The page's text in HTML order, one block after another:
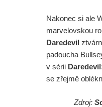
Nakonec si ale
marvelovskou
Daredevil
padoucha
v sérii
se zřejmě
Zdroj: